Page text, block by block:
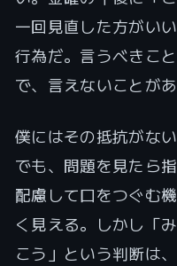
一回見直した方がい
行為だ。言うべきこ
で、言えないことがあ
僕にはその抵抗がな
でも、問題を見たら
配慮して口をつぐむ
く見える。しかし「
こう」という判断は